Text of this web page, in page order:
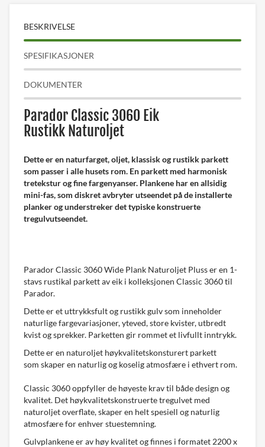
BESKRIVELSE
SPESIFIKASJONER
DOKUMENTER
Parador Classic 3060 Eik
Rustikk Naturoljet
Dette er en naturfarget, oljet, klassisk og rustikk parkett
som passer i alle husets rom. En parkett med harmonisk
tretekstur og fine fargenyanser. Plankene har en allsidig
mini-fas, som diskret avbryter utseendet på de installerte
planker og understreker det typiske konstruerte
tregulvutseendet.
Parador Classic 3060 Wide Plank Naturoljet Pluss er en 1-
stavs rustikal parkett av eik i kolleksjonen Classic 3060 til
Parador.
Dette er et uttrykksfult og rustikk gulv som inneholder
naturlige fargevariasjoner, yteved, store kvister, utbredt
kvist og sprekker. Parketten gir rommet et livfullt inntrykk.
Dette er en naturoljet høykvalitetskonsturert parkett
som skaper en naturlig og koselig atmosfære i ethvert rom.
Classic 3060 oppfyller de høyeste krav til både design og
kvalitet. Det høykvalitetskonstruerte tregulvet med
naturoljet overflate, skaper en helt spesiell og naturlig
atmosfære for enhver stuestemning.
Gulvplankene er av høy kvalitet og finnes i formatet 2200 x